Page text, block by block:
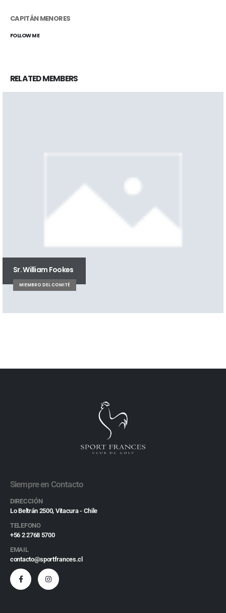
CAPITÁN MENORES
FOLLOW ME
RELATEDMEMBERS
Sr. William Fookes
MIEMBRO DEL COMITÉ
Siempre en Contacto
DIRECCIÓN
Lo Beltrán 2500, Vitacura - Chile
TELEFONO
+56 2 2768 5700
EMAIL
contacto@sportfrances.cl